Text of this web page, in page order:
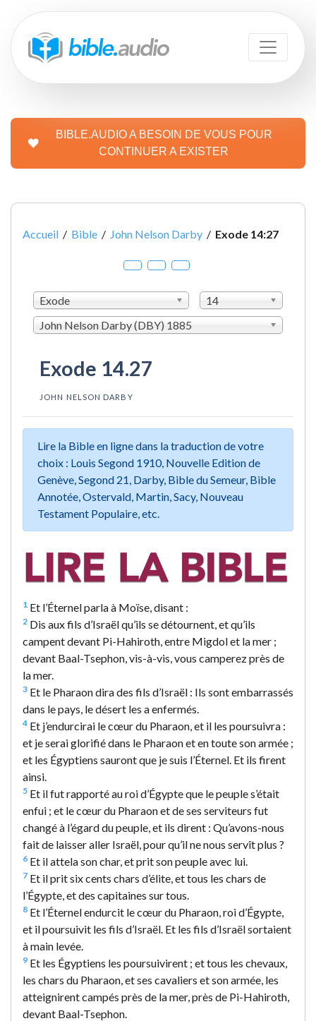
BIBLE.AUDIO A BESOIN DE VOUS POUR
CONTINUER A EXISTER
Accueil / Bible / John Nelson Darby / Exode 14:27
Exode
14
John Nelson Darby (DBY) 1885
Exode 14.27
JOHN NELSON DARBY
Lire la Bible en ligne dans la traduction de votre
choix : Louis Segond 1910, Nouvelle Edition de
Genève, Segond 21, Darby, Bible du Semeur, Bible
Annotée, Ostervald, Martin, Sacy, Nouveau
Testament Populaire, etc.
1 Et l’Éternel parla à Moïse, disant :
2 Dis aux fils d’Israël qu’ils se détournent, et qu’ils
campent devant Pi-Hahiroth, entre Migdol et la mer ;
devant Baal-Tsephon, vis-à-vis, vous camperez près de
la mer.
3 Et le Pharaon dira des fils d’Israël : Ils sont embarrassés
dans le pays, le désert les a enfermés.
4 Et j’endurcirai le cœur du Pharaon, et il les poursuivra :
et je serai glorifié dans le Pharaon et en toute son armée ;
et les Égyptiens sauront que je suis l’Éternel. Et ils firent
ainsi.
5 Et il fut rapporté au roi d’Égypte que le peuple s’était
enfui ; et le cœur du Pharaon et de ses serviteurs fut
changé à l’égard du peuple, et ils dirent : Qu’avons-nous
fait de laisser aller Israël, pour qu’il ne nous servît plus ?
6 Et il attela son char, et prit son peuple avec lui.
7 Et il prit six cents chars d’élite, et tous les chars de
l’Égypte, et des capitaines sur tous.
8 Et l’Éternel endurcit le cœur du Pharaon, roi d’Égypte,
et il poursuivit les fils d’Israël. Et les fils d’Israël sortaient
à main levée.
9 Et les Égyptiens les poursuivirent ; et tous les chevaux,
les chars du Pharaon, et ses cavaliers et son armée, les
atteignirent campés près de la mer, près de Pi-Hahiroth,
devant Baal-Tsephon.